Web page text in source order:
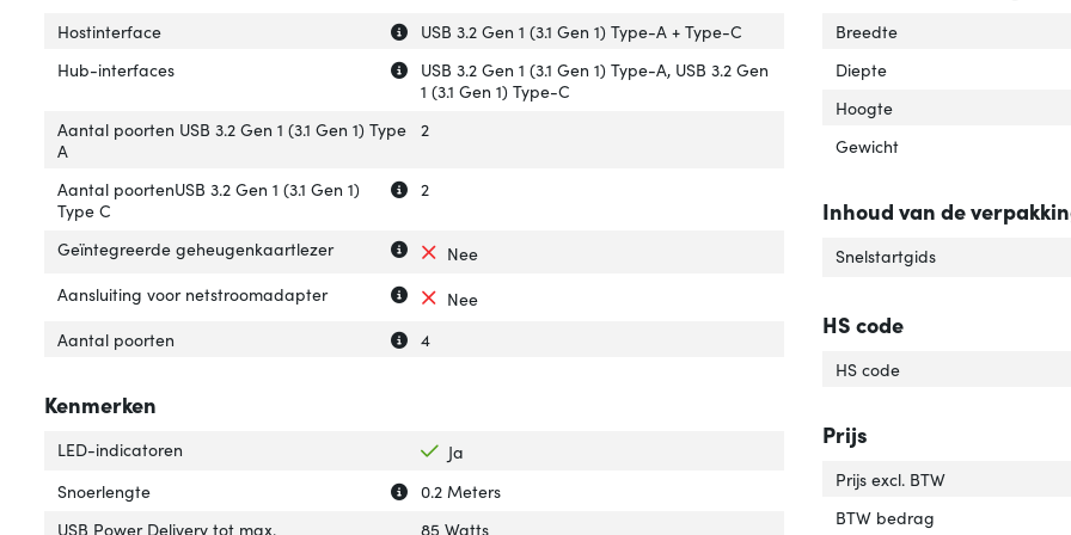
Uitleg over 'Hostinterface'
Verberg uitleg over 'Hostinterface'
Hostinterface
USB 3.2 Gen 1 (3.1 Gen 1) Type-A + Type-C
Uitleg over 'Hub-interfaces'
Verberg uitleg over 'Hub-interfaces'
Hub-interfaces
USB 3.2 Gen 1 (3.1 Gen 1) Type-A, USB 3.2 Gen
1 (3.1 Gen 1) Type-C
Aantal poorten USB 3.2 Gen 1 (3.1 Gen 1) Type
A
2
Uitleg over 'Aantal poortenUSB 3.2 Gen 1 (3.1 Gen 1) Type C'
Verberg uitleg over 'Aantal poortenUSB 3.2 Gen 1 (3.1 Gen 1) Type C'
Aantal poortenUSB 3.2 Gen 1 (3.1 Gen 1)
Type C
2
Uitleg over 'Geïntegreerde geheugenkaartlezer'
Verberg uitleg over 'Geïntegreerde geheugenkaartlezer'
Geïntegreerde geheugenkaartlezer
Nee
Uitleg over 'Aansluiting voor netstroomadapter'
Verberg uitleg over 'Aansluiting voor netstroomadapter'
Aansluiting voor netstroomadapter
Nee
Uitleg over 'Aantal poorten'
Verberg uitleg over 'Aantal poorten'
Aantal poorten 4
Kenmerken
LED-indicatoren
Ja
Uitleg over 'Snoerlengte'
Verberg uitleg over 'Snoerlengte'
Snoerlengte
0.2 Meters
USB Power Delivery tot max.
85 Watts
Breedte
Diepte
Hoogte
Gewicht
Inhoud van de
Snelstartgids
HS code
HS code
Prijs
Prijs excl. BTW
BTW bedrag